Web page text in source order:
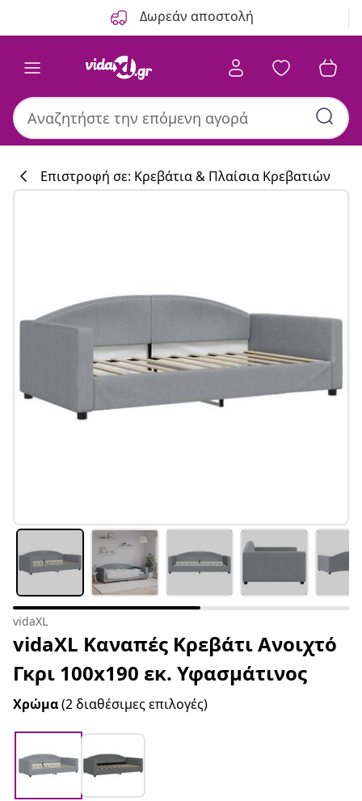
Δωρεάν αποστολή
#sharemevidaxl
Επιστροφή σε: Κρεβάτια & Πλαίσια Κρεβατιών
vidaXL
vidaXL Καναπές Κρεβάτι Ανοιχτό
Γκρι 100x190 εκ. Υφασμάτινος
Χρώμα(2 διαθέσιμες επιλογές)